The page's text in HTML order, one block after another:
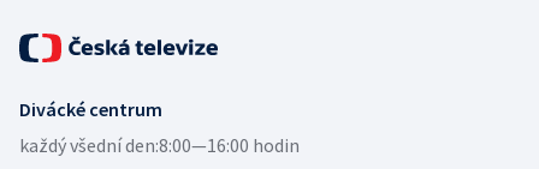
Divácké centrum
každý všední den:8:00—16:00 hodin